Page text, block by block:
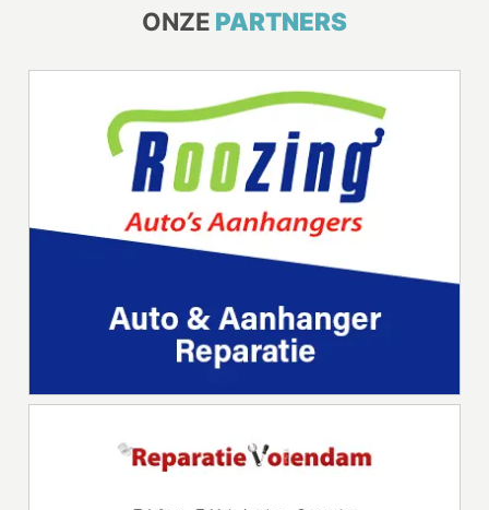
ONZE PARTNERS